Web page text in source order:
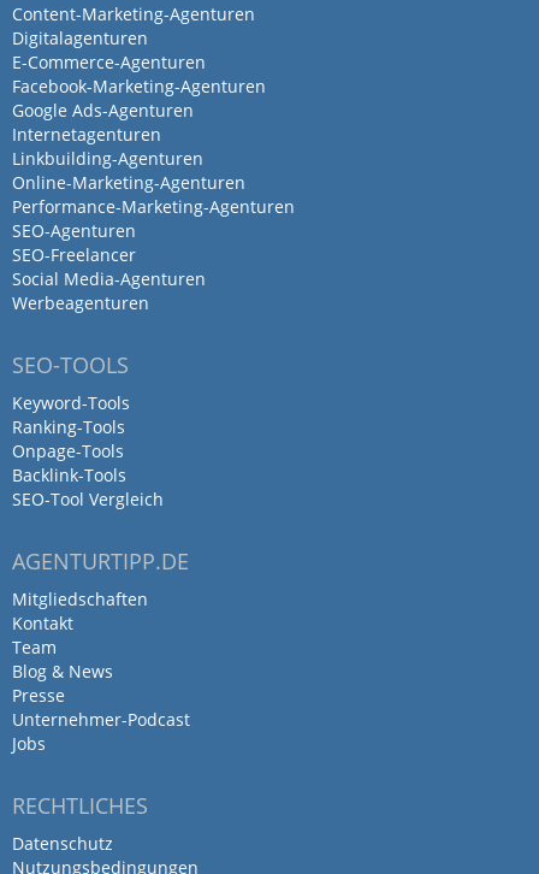
Content-Marketing-Agenturen
Digitalagenturen
E-Commerce-Agenturen
Facebook-Marketing-Agenturen
Google Ads-Agenturen
Internetagenturen
Linkbuilding-Agenturen
Online-Marketing-Agenturen
Performance-Marketing-Agenturen
SEO-Agenturen
SEO-Freelancer
Social Media-Agenturen
Werbeagenturen
SEO-TOOLS
Keyword-Tools
Ranking-Tools
Onpage-Tools
Backlink-Tools
SEO-Tool Vergleich
AGENTURTIPP.DE
Mitgliedschaften
Kontakt
Team
Blog & News
Presse
Unternehmer-Podcast
Jobs
RECHTLICHES
Datenschutz
Nutzungsbedingungen